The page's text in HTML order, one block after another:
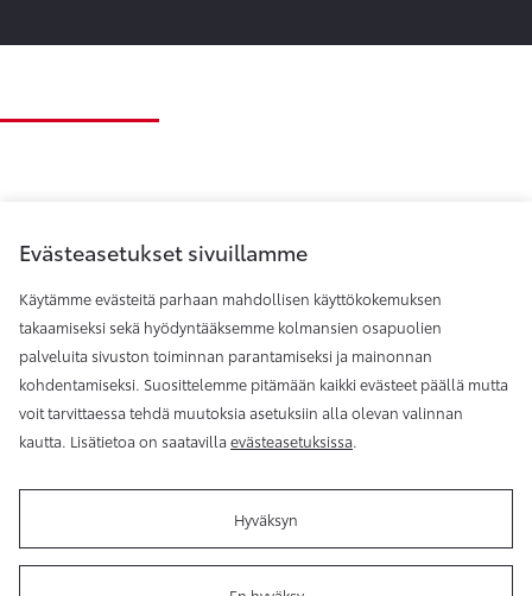
Toyota Helsinki
Käyttöehdot Evästeasetukset Reklamaatio Tilaa
Evästeasetukset sivuillamme
Käytämme evästeitä parhaan mahdollisen käyttökokemuksen
takaamiseksi sekä hyödyntääksemme kolmansien osapuolien
palveluita sivuston toiminnan parantamiseksi ja mainonnan
kohdentamiseksi. Suosittelemme pitämään kaikki evästeet päällä mutta
voit tarvittaessa tehdä muutoksia asetuksiin alla olevan valinnan
kautta. Lisätietoa on saatavilla evästeasetuksissa.
Hyväksyn